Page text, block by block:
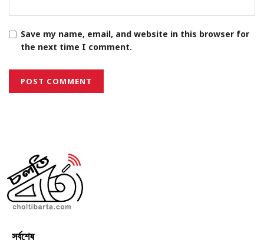
Save my name, email, and website in this browser for
the next time I comment.
সর্বশেষ